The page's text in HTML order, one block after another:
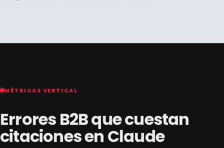
MÉTRICAS VERTICAL
Errores B2B que cuestan
citaciones en Claude